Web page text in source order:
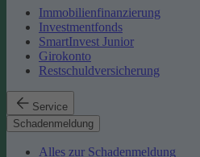
Immobilienfinanzierung
Investmentfonds
SmartInvest Junior
Girokonto
Restschuldversicherung
Service
Schadenmeldung
Alles zur Schadenmeldung